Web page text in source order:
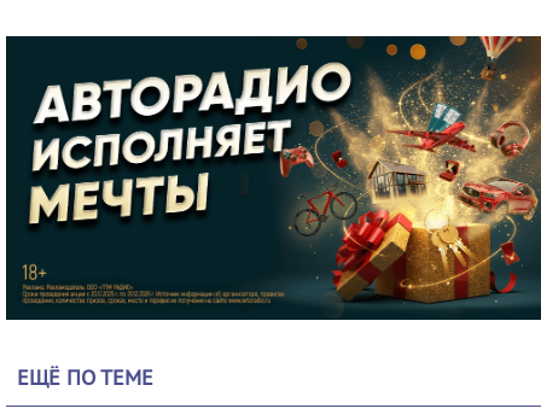
ЕЩЁ ПО ТЕМЕ